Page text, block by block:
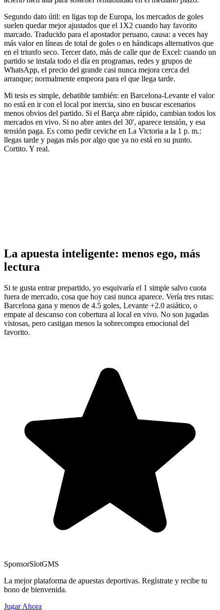
Segundo dato útil: en ligas top de Europa, los mercados de goles
suelen quedar mejor ajustados que el 1X2 cuando hay favorito
marcado. Traducido para el apostador peruano, causa: a veces hay
más valor en líneas de total de goles o en hándicaps alternativos que
en el triunfo seco. Tercer dato, más de calle que de Excel: cuando un
partido se instala todo el día en programas, redes y grupos de
WhatsApp, el precio del grande casi nunca mejora cerca del
arranque; normalmente empeora para el que llega tarde.
Mi tesis es simple, debatible también: en Barcelona-Levante el valor
no está en ir con el local por inercia, sino en buscar escenarios
menos obvios del partido. Si el Barça abre rápido, cambian todos los
mercados en vivo. Si no abre antes del 30', aparece tensión, y esa
tensión paga. Es como pedir ceviche en La Victoria a la 1 p. m.:
llegas tarde y pagas más por algo que ya no está en su punto.
Cortito. Y real.
La apuesta inteligente: menos ego, más
lectura
Si te gusta entrar prepartido, yo esquivaría el 1 simple salvo cuota
fuera de mercado, cosa que hoy casi nunca aparece. Vería tres rutas:
Barcelona gana y menos de 4.5 goles, Levante +2.0 asiático, o
empate al descanso con cobertura al local en vivo. No son jugadas
vistosas, pero castigan menos la sobrecompra emocional del
favorito.
SponsorSlotGMS
La mejor plataforma de apuestas deportivas. Regístrate y recibe tu
bono de bienvenida.
Jugar Ahora